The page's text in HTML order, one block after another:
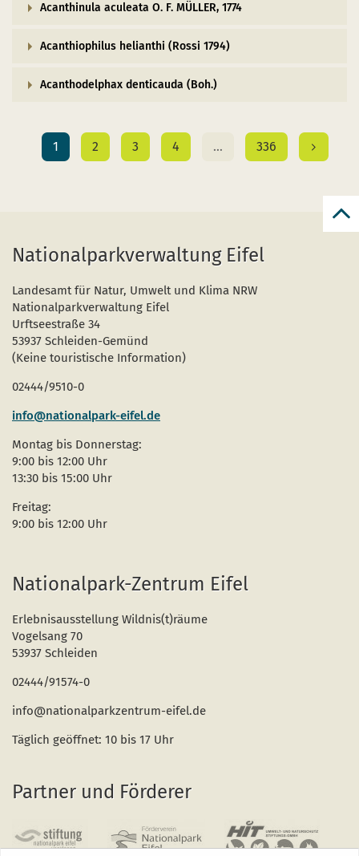
Acanthinula aculeata O. F. MÜLLER, 1774
Acanthiophilus helianthi (Rossi 1794)
Acanthodelphax denticauda (Boh.)
1 2 3 4 … 336
Nationalparkverwaltung Eifel
Landesamt für Natur, Umwelt und Klima NRW
Nationalparkverwaltung Eifel
Urftseestraße 34
53937 Schleiden-Gemünd
(Keine touristische Information)
02444/9510-0
info@nationalpark-eifel.de
Montag bis Donnerstag:
9:00 bis 12:00 Uhr
13:30 bis 15:00 Uhr
Freitag:
9:00 bis 12:00 Uhr
Nationalpark-Zentrum Eifel
Erlebnisausstellung Wildnis(t)räume
Vogelsang 70
53937 Schleiden
02444/91574-0
info@nationalparkzentrum-eifel.de
Täglich geöffnet: 10 bis 17 Uhr
Partner und Förderer